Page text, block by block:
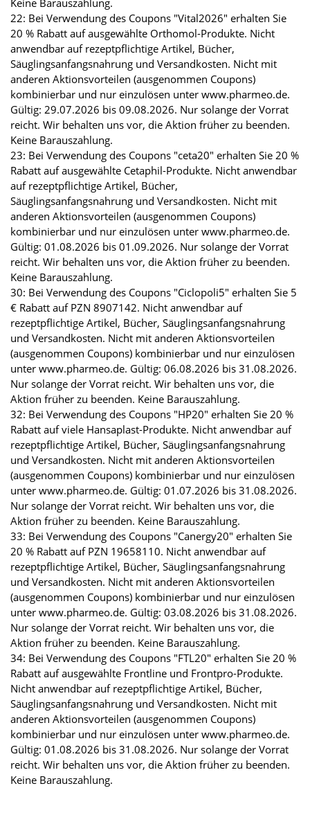
Keine Barauszahlung.
22: Bei Verwendung des Coupons "Vital2026" erhalten Sie
20 % Rabatt auf ausgewählte Orthomol-Produkte. Nicht
anwendbar auf rezeptpflichtige Artikel, Bücher,
Säuglingsanfangsnahrung und Versandkosten. Nicht mit
anderen Aktionsvorteilen (ausgenommen Coupons)
kombinierbar und nur einzulösen unter www.pharmeo.de.
Gültig: 29.07.2026 bis 09.08.2026. Nur solange der Vorrat
reicht. Wir behalten uns vor, die Aktion früher zu beenden.
Keine Barauszahlung.
23: Bei Verwendung des Coupons "ceta20" erhalten Sie 20 %
Rabatt auf ausgewählte Cetaphil-Produkte. Nicht anwendbar
auf rezeptpflichtige Artikel, Bücher,
Säuglingsanfangsnahrung und Versandkosten. Nicht mit
anderen Aktionsvorteilen (ausgenommen Coupons)
kombinierbar und nur einzulösen unter www.pharmeo.de.
Gültig: 01.08.2026 bis 01.09.2026. Nur solange der Vorrat
reicht. Wir behalten uns vor, die Aktion früher zu beenden.
Keine Barauszahlung.
30: Bei Verwendung des Coupons "Ciclopoli5" erhalten Sie 5
€ Rabatt auf PZN 8907142. Nicht anwendbar auf
rezeptpflichtige Artikel, Bücher, Säuglingsanfangsnahrung
und Versandkosten. Nicht mit anderen Aktionsvorteilen
(ausgenommen Coupons) kombinierbar und nur einzulösen
unter www.pharmeo.de. Gültig: 06.08.2026 bis 31.08.2026.
Nur solange der Vorrat reicht. Wir behalten uns vor, die
Aktion früher zu beenden. Keine Barauszahlung.
32: Bei Verwendung des Coupons "HP20" erhalten Sie 20 %
Rabatt auf viele Hansaplast-Produkte. Nicht anwendbar auf
rezeptpflichtige Artikel, Bücher, Säuglingsanfangsnahrung
und Versandkosten. Nicht mit anderen Aktionsvorteilen
(ausgenommen Coupons) kombinierbar und nur einzulösen
unter www.pharmeo.de. Gültig: 01.07.2026 bis 31.08.2026.
Nur solange der Vorrat reicht. Wir behalten uns vor, die
Aktion früher zu beenden. Keine Barauszahlung.
33: Bei Verwendung des Coupons "Canergy20" erhalten Sie
20 % Rabatt auf PZN 19658110. Nicht anwendbar auf
rezeptpflichtige Artikel, Bücher, Säuglingsanfangsnahrung
und Versandkosten. Nicht mit anderen Aktionsvorteilen
(ausgenommen Coupons) kombinierbar und nur einzulösen
unter www.pharmeo.de. Gültig: 03.08.2026 bis 31.08.2026.
Nur solange der Vorrat reicht. Wir behalten uns vor, die
Aktion früher zu beenden. Keine Barauszahlung.
34: Bei Verwendung des Coupons "FTL20" erhalten Sie 20 %
Rabatt auf ausgewählte Frontline und Frontpro-Produkte.
Nicht anwendbar auf rezeptpflichtige Artikel, Bücher,
Säuglingsanfangsnahrung und Versandkosten. Nicht mit
anderen Aktionsvorteilen (ausgenommen Coupons)
kombinierbar und nur einzulösen unter www.pharmeo.de.
Gültig: 01.08.2026 bis 31.08.2026. Nur solange der Vorrat
reicht. Wir behalten uns vor, die Aktion früher zu beenden.
Keine Barauszahlung.